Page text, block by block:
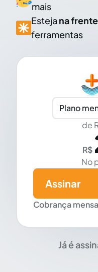
mais
Esteja na frente
ferramentas
Plano
de
R$
No
Cobrança
Assinar
Já é